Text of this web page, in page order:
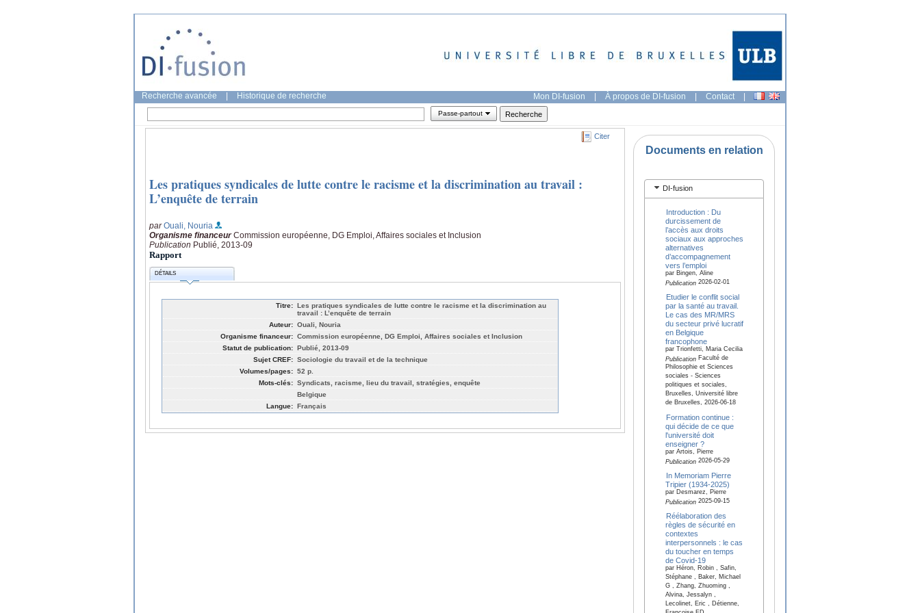
Recherche avancée Historique de recherche Mon DI-fusion | À propos de DI-fusion | Contact |
Passe-partout
Citer
Les pratiques syndicales de lutte contre le racisme et la discrimination au travail :
L’enquête de terrain
parOuali, Nouria
Organisme financeur Commission européenne, DG Emploi, Affaires sociales et Inclusion
Publication Publié, 2013-09
Rapport
DÉTAILS
Titre: Les pratiques syndicales de lutte contre le racisme et la discrimination au
travail : L’enquête de terrain
Auteur: Ouali, Nouria
Organisme financeur: Commission européenne, DG Emploi, Affaires sociales et Inclusion
Statut de publication: Publié, 2013-09
Sujet CREF: Sociologie du travail et de la technique
Volumes/pages: 52 p.
Mots-clés: Syndicats, racisme, lieu du travail, stratégies, enquête
Belgique
Langue: Français
Documents en relation
DI-fusion
Introduction : Du
durcissement de
l’accès aux droits
sociaux aux approches
alternatives
d’accompagnement
vers l’emploi
par Bingen, Aline
Publication2026-02-01
Etudier le conflit social
par la santé au travail.
Le cas des MR/MRS
du secteur privé lucratif
en Belgique
francophone
par Trionfetti, Maria Cecilia
PublicationFaculté de
Philosophie et Sciences
sociales - Sciences
politiques et sociales,
Bruxelles, Université libre
de Bruxelles, 2026-06-18
Formation continue :
qui décide de ce que
l'université doit
enseigner ?
par Artois, Pierre
Publication2026-05-29
In Memoriam Pierre
Tripier (1934‑2025)
par Desmarez, Pierre
Publication2025-09-15
Réélaboration des
règles de sécurité en
contextes
interpersonnels : le cas
du toucher en temps
de Covid‑19
par Héron, Robin , Safin,
Stéphane , Baker, Michael
G , Zhang, Zhuoming ,
Alvina, Jessalyn ,
Lecolinet, Eric , Détienne,